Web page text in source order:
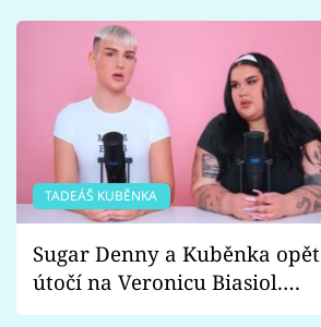
TADEÁŠ KUBĚNKA
Sugar Denny a Kuběnka opět
útočí na Veronicu Biasiol.
Proč je podle nich falešná a